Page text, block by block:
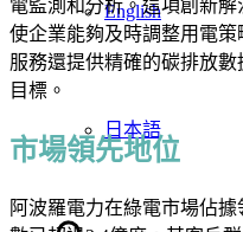
English
日本語
電監測和分析。這項創新
使企業能夠及時調整用電
服務還提供精確的碳排放
目標。
市場領先地位
阿波羅電力在綠電市場佔